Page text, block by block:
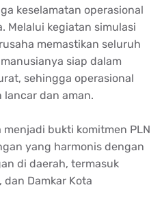
keselamatan operasional
Melalui kegiatan simulasi
memastikan seluruh
siap dalam
sehingga operasional
dan aman.
bukti komitmen PLN
yang harmonis dengan
di daerah, termasuk
dan Damkar Kota